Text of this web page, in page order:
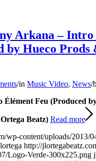
Arkana –
by Hueco Prods
/in Music Video, News/
Feu (Produced
Beatz) Read more
wp-content/uploads/2013/
http://
Logo-Verde-300x225.png